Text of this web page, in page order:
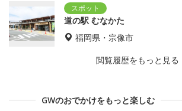
道の駅 むなかた
福岡県・宗像市
閲覧履歴をもっと見る
GWのおでかけをもっと楽しむ